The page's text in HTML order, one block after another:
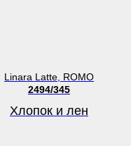
Linara Latte, ROMO
2494/345
Хлопок и лен